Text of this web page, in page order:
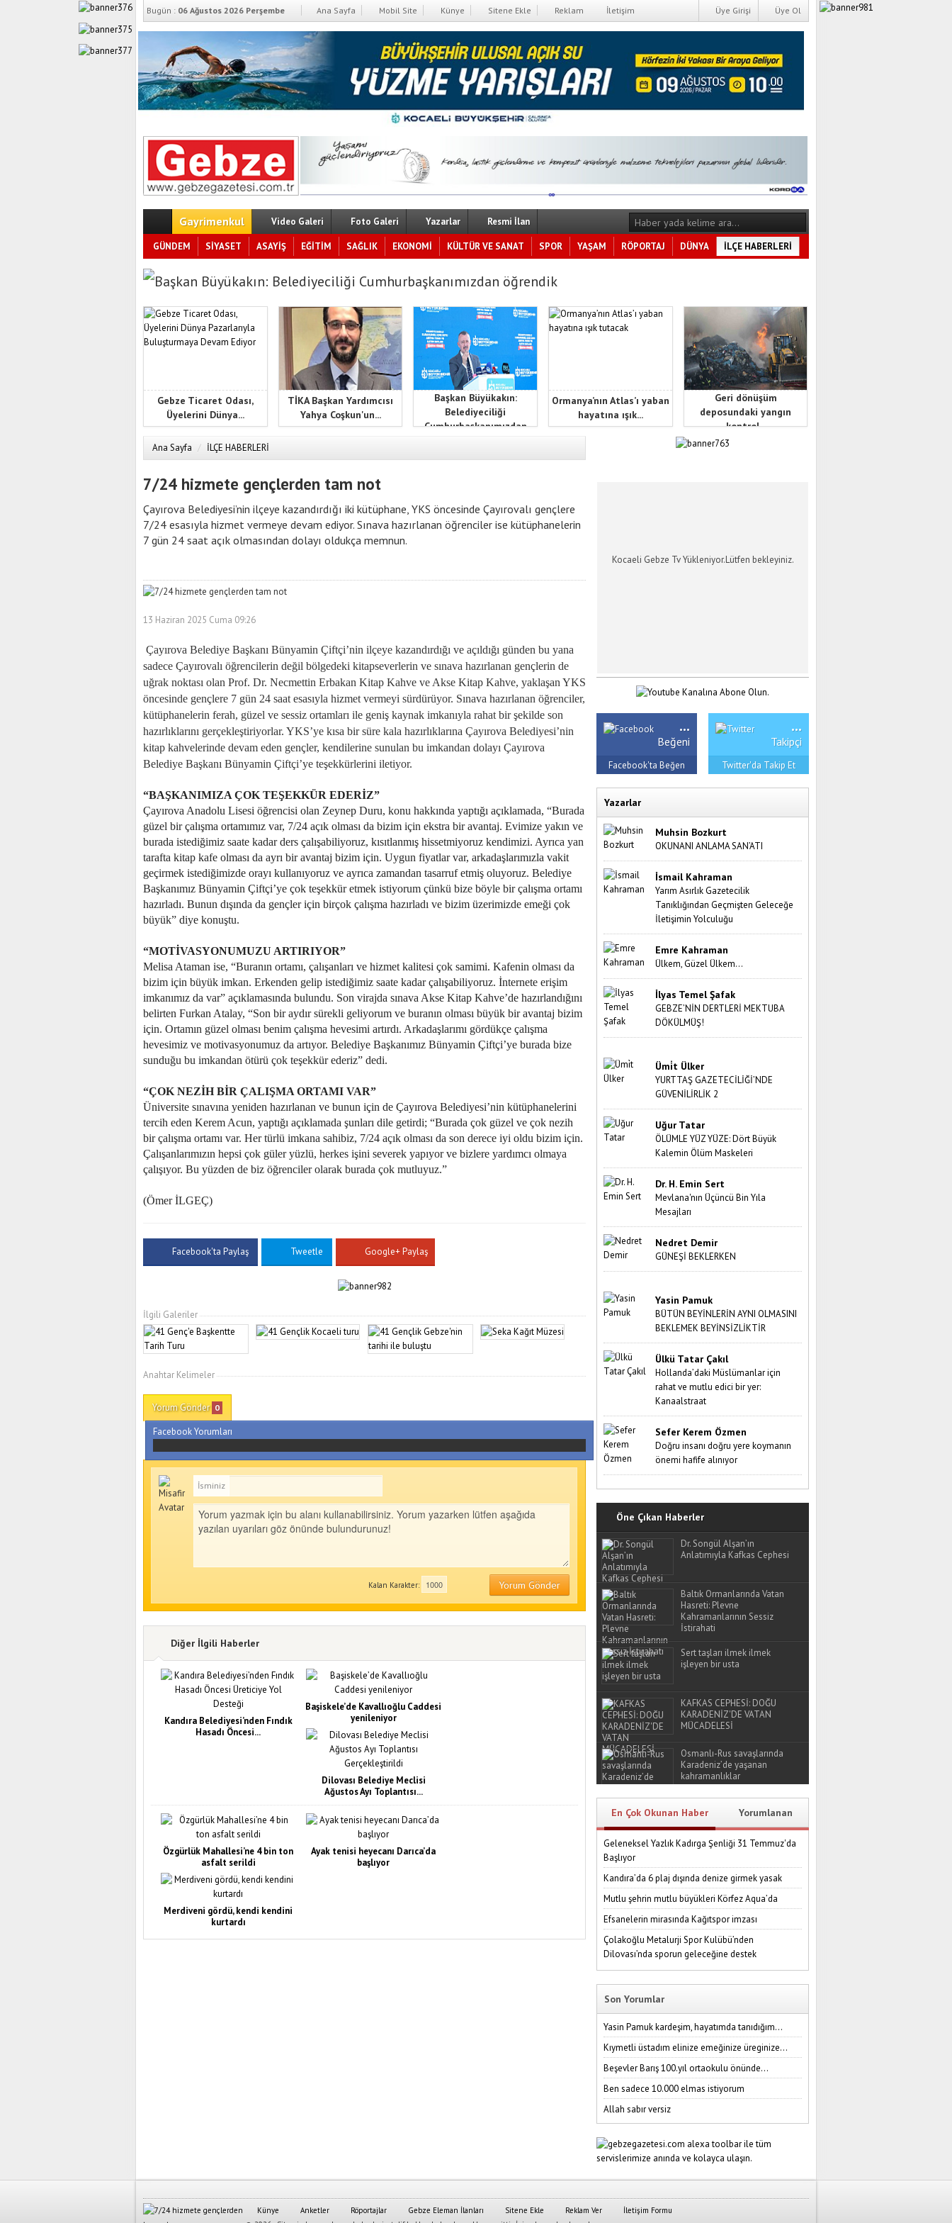
Bugün : 06 Ağustos 2026 Perşembe Ana Sayfa Mobil Site Künye Sitene Ekle Reklam İletişim Üye Ol
Üye Girişi
Gayrimenkul Video Galeri Foto Galeri Yazarlar Resmi İlan
GÜNDEM SİYASET ASAYİŞ EĞİTİM SAĞLIK EKONOMİ KÜLTÜR VE SANAT SPOR YAŞAM RÖPORTAJ DÜNYA
İLÇE HABERLERİ
Başkan Büyükakın: Belediyeciliği Cumhurbaşkanımızdan öğrendik
Gebze Ticaret Odası,
Üyelerini Dünya...
TİKA Başkan Yardımcısı
Yahya Coşkun'un...
Başkan Büyükakın:
Belediyeciliği
Cumhurbaşkanımızdan
Ormanya’nın Atlas’ı yaban
hayatına ışık...
Geri dönüşüm
deposundaki yangın
kontrol...
Ana Sayfa / İLÇE HABERLERİ
7/24 hizmete gençlerden tam not
Çayırova Belediyesi’nin ilçeye kazandırdığı iki kütüphane, YKS öncesinde Çayırovalı gençlere
7/24 esasıyla hizmet vermeye devam ediyor. Sınava hazırlanan öğrenciler ise kütüphanelerin
7 gün 24 saat açık olmasından dolayı oldukça memnun.
13 Haziran 2025 Cuma 09:26
Çayırova Belediye Başkanı Bünyamin Çiftçi’nin ilçeye kazandırdığı ve açıldığı günden bu yana
sadece Çayırovalı öğrencilerin değil bölgedeki kitapseverlerin ve sınava hazırlanan gençlerin de
uğrak noktası olan Prof. Dr. Necmettin Erbakan Kitap Kahve ve Akse Kitap Kahve, yaklaşan YKS
öncesinde gençlere 7 gün 24 saat esasıyla hizmet vermeyi sürdürüyor. Sınava hazırlanan öğrenciler,
kütüphanelerin ferah, güzel ve sessiz ortamları ile geniş kaynak imkanıyla rahat bir şekilde son
hazırlıklarını gerçekleştiriyorlar. YKS’ye kısa bir süre kala hazırlıklarına Çayırova Belediyesi’nin
kitap kahvelerinde devam eden gençler, kendilerine sunulan bu imkandan dolayı Çayırova
Belediye Başkanı Bünyamin Çiftçi’ye teşekkürlerini iletiyor.
“BAŞKANIMIZA ÇOK TEŞEKKÜR EDERİZ”
Çayırova Anadolu Lisesi öğrencisi olan Zeynep Duru, konu hakkında yaptığı açıklamada, “Burada
güzel bir çalışma ortamımız var, 7/24 açık olması da bizim için ekstra bir avantaj. Evimize yakın ve
burada istediğimiz saate kadar ders çalışabiliyoruz, kısıtlanmış hissetmiyoruz kendimizi. Ayrıca yan
tarafta kitap kafe olması da ayrı bir avantaj bizim için. Uygun fiyatlar var, arkadaşlarımızla vakit
geçirmek istediğimizde orayı kullanıyoruz ve ayrıca zamandan tasarruf etmiş oluyoruz. Belediye
Başkanımız Bünyamin Çiftçi’ye çok teşekkür etmek istiyorum çünkü bize böyle bir çalışma ortamı
hazırladı. Bunun dışında da gençler için birçok çalışma hazırladı ve bizim üzerimizde emeği çok
büyük” diye konuştu.
“MOTİVASYONUMUZU ARTIRIYOR”
Melisa Ataman ise, “Buranın ortamı, çalışanları ve hizmet kalitesi çok samimi. Kafenin olması da
bizim için büyük imkan. Erkenden gelip istediğimiz saate kadar çalışabiliyoruz. İnternete erişim
imkanımız da var” açıklamasında bulundu. Son virajda sınava Akse Kitap Kahve’de hazırlandığını
belirten Furkan Atalay, “Son bir aydır sürekli geliyorum ve buranın olması büyük bir avantaj bizim
için. Ortamın güzel olması benim çalışma hevesimi artırdı. Arkadaşlarımı gördükçe çalışma
hevesimiz ve motivasyonumuz da artıyor. Belediye Başkanımız Bünyamin Çiftçi’ye burada bize
sunduğu bu imkandan ötürü çok teşekkür ederiz” dedi.
“ÇOK NEZİH BİR ÇALIŞMA ORTAMI VAR”
Üniversite sınavına yeniden hazırlanan ve bunun için de Çayırova Belediyesi’nin kütüphanelerini
tercih eden Kerem Acun, yaptığı açıklamada şunları dile getirdi; “Burada çok güzel ve çok nezih
bir çalışma ortamı var. Her türlü imkana sahibiz, 7/24 açık olması da son derece iyi oldu bizim için.
Çalışanlarımızın hepsi çok güler yüzlü, herkes işini severek yapıyor ve bizlere yardımcı olmaya
çalışıyor. Bu yüzden de biz öğrenciler olarak burada çok mutluyuz.”
(Ömer İLGEÇ)
Facebook'ta Paylaş Tweetle Google+ Paylaş
İlgili Galeriler
Anahtar Kelimeler
Yorum Gönder 0
Facebook Yorumları
İsminiz
Yorum Gönder
Kalan Karakter:
Diğer İlgili Haberler
Kandıra Belediyesi’nden Fındık
Hasadı Öncesi...
Başiskele’de Kavallıoğlu Caddesi
yenileniyor
Dilovası Belediye Meclisi
Ağustos Ayı Toplantısı...
Özgürlük Mahallesi’ne 4 bin ton
asfalt serildi
Ayak tenisi heyecanı Darıca’da
başlıyor
Merdiveni gördü, kendi kendini
kurtardı
Kocaeli Gebze Tv Yükleniyor.Lütfen bekleyiniz.
...
Beğeni
Facebook'ta Beğen
...
Takipçi
Twitter'da Takip Et
Yazarlar
Muhsin Bozkurt
OKUNANI ANLAMA SAN’ATI
İsmail Kahraman
Yarım Asırlık Gazetecilik
Tanıklığından Geçmişten Geleceğe
İletişimin Yolculuğu
Emre Kahraman
Ülkem, Güzel Ülkem…
İlyas Temel Şafak
GEBZE’NİN DERTLERİ MEKTUBA
DÖKÜLMÜŞ!
Ümi̇t Ülker
YURTTAŞ GAZETECİLİĞİ’NDE
GÜVENİLİRLİK 2
Uğur Tatar
ÖLÜMLE YÜZ YÜZE: Dört Büyük
Kalemin Ölüm Maskeleri
Dr. H. Emin Sert
Mevlana'nın Üçüncü Bin Yıla
Mesajları
Nedret Demir
GÜNEŞİ BEKLERKEN
Yasin Pamuk
BÜTÜN BEYİNLERİN AYNI OLMASINI
BEKLEMEK BEYİNSİZLİKTİR
Ülkü Tatar Çakıl
Hollanda’daki Müslümanlar için
rahat ve mutlu edici bir yer:
Kanaalstraat
Sefer Kerem Özmen
Doğru insanı doğru yere koymanın
önemi hafife alınıyor
Öne Çıkan Haberler
Dr. Songül Alşan’ın
Anlatımıyla Kafkas Cephesi
Baltık Ormanlarında Vatan
Hasreti: Plevne
Kahramanlarının Sessiz
İstirahati
Sert taşları ilmek ilmek
işleyen bir usta
KAFKAS CEPHESİ: DOĞU
KARADENİZ'DE VATAN
MÜCADELESİ
Osmanlı-Rus savaşlarında
Karadeniz’de yaşanan
kahramanlıklar
En Çok Okunan Haber Yorumlanan
Geleneksel Yazlık Kadırga Şenliği 31 Temmuz'da
Başlıyor
Kandıra’da 6 plaj dışında denize girmek yasak
Mutlu şehrin mutlu büyükleri Körfez Aqua’da
Efsanelerin mirasında Kağıtspor imzası
Çolakoğlu Metalurji Spor Kulübü’nden
Dilovası’nda sporun geleceğine destek
Son Yorumlar
Yasin Pamuk kardeşim, hayatımda tanıdığım...
Kıymetli üstadım elinize emeğinize üreginize...
Beşevler Barış 100.yıl ortaokulu önünde...
Ben sadece 10.000 elmas istiyorum
Allah sabır versiz
Künye Anketler Röportajlar Gebze Eleman İlanları Sitene Ekle Reklam Ver
İletişim Formu